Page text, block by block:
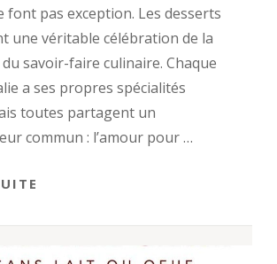
font pas exception. Les desserts
une véritable célébration de la
savoir-faire culinaire. Chaque
a ses propres spécialités
toutes partagent un
commun : l’amour pour …